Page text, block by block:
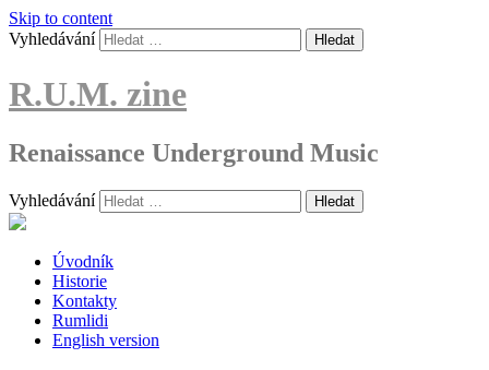
Skip to content
Vyhledávání
R.U.M. zine
Renaissance Underground Music
Vyhledávání
Úvodník
Historie
Kontakty
Rumlidi
English version